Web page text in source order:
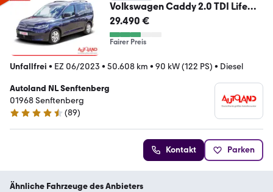
Volkswagen Caddy 2.0 TDI Life
Klimaaut. LED Sitzheizung AHK
29.490 €
Fairer Preis
Unfallfrei • EZ 06/2023 • 50.608 km • 90 kW (122 PS) • Diesel
Autoland NL Senftenberg
01968 Senftenberg
4.7 Sterne
(89)
Kontakt Parken
Ähnliche Fahrzeuge des Anbieters